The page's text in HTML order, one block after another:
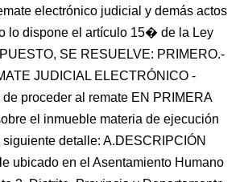
electrónico judicial y demás actos
lo dispone el artículo 15� de la Ley
SE RESUELVE: PRIMERO.-
JUDICIAL ELECTRÓNICO -
proceder al remate EN PRIMERA
el inmueble materia de ejecución
detalle: A.DESCRIPCIÓN
ubicado en el Asentamiento Humano